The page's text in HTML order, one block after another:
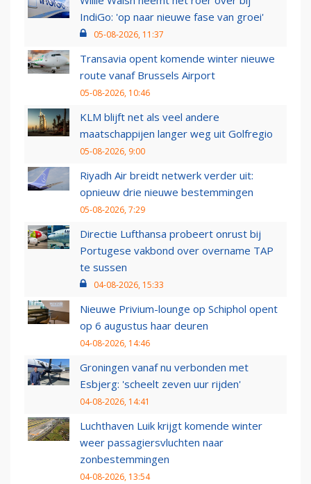
IndiGo: 'op naar nieuwe fase van groei'
05-08-2026, 11:37
Transavia opent komende winter nieuwe
route vanaf Brussels Airport
05-08-2026, 10:46
KLM blijft net als veel andere
maatschappijen langer weg uit Golfregio
05-08-2026, 9:00
Riyadh Air breidt netwerk verder uit:
opnieuw drie nieuwe bestemmingen
05-08-2026, 7:29
Directie Lufthansa probeert onrust bij
Portugese vakbond over overname TAP
te sussen
04-08-2026, 15:33
Nieuwe Privium-lounge op Schiphol opent
op 6 augustus haar deuren
04-08-2026, 14:46
Groningen vanaf nu verbonden met
Esbjerg: 'scheelt zeven uur rijden'
04-08-2026, 14:41
Luchthaven Luik krijgt komende winter
weer passagiersvluchten naar
zonbestemmingen
04-08-2026, 13:54